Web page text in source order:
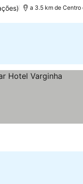
a 3.5 km de Centro